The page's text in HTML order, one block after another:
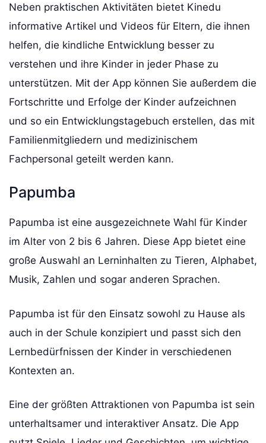
Neben praktischen Aktivitäten bietet Kinedu
informative Artikel und Videos für Eltern, die ihnen
helfen, die kindliche Entwicklung besser zu
verstehen und ihre Kinder in jeder Phase zu
unterstützen. Mit der App können Sie außerdem die
Fortschritte und Erfolge der Kinder aufzeichnen
und so ein Entwicklungstagebuch erstellen, das mit
Familienmitgliedern und medizinischem
Fachpersonal geteilt werden kann.
Papumba
Papumba ist eine ausgezeichnete Wahl für Kinder
im Alter von 2 bis 6 Jahren. Diese App bietet eine
große Auswahl an Lerninhalten zu Tieren, Alphabet,
Musik, Zahlen und sogar anderen Sprachen.
Papumba ist für den Einsatz sowohl zu Hause als
auch in der Schule konzipiert und passt sich den
Lernbedürfnissen der Kinder in verschiedenen
Kontexten an.
Eine der größten Attraktionen von Papumba ist sein
unterhaltsamer und interaktiver Ansatz. Die App